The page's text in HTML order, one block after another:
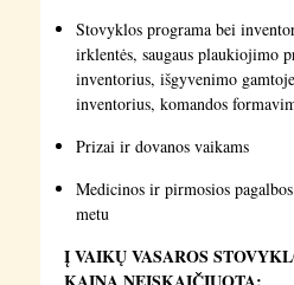
Stovyklos programa bei
irklentės, saugaus plaukiojimo
inventorius, išgyvenimo
inventorius, komandos
Prizai ir dovanos vaikams
Medicinos ir pirmosios
metu
Į VAIKŲ VASAROS